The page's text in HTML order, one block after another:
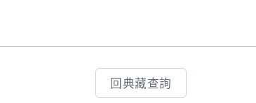
荷蘭老磁磚展。臺北縣：鶯歌陶瓷博物館。
6.楊儀靜、陳亭君、陳美秀主筆，2011。窯
化(下)。南投縣:臺灣工藝研發中心出版。
回典藏查詢